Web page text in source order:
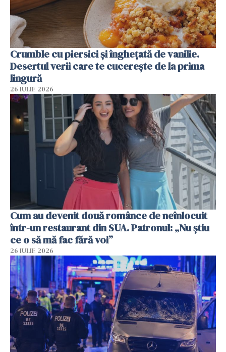
Crumble cu piersici și înghețată de vanilie.
Desertul verii care te cucerește de la prima
lingură
26 IULIE 2026
Cum au devenit două românce de neînlocuit
într-un restaurant din SUA. Patronul: „Nu știu
ce o să mă fac fără voi”
26 IULIE 2026